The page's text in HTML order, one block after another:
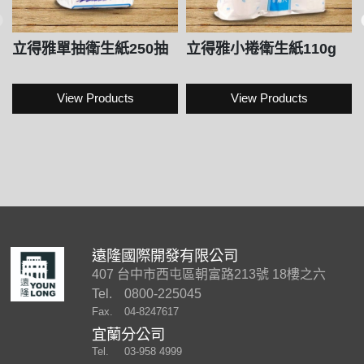
立得雅單抽衛生紙250抽
View Products
立得雅小捲衛生紙110g
View Products
遠隆國際開發有限公司
407 台中市西屯區朝富路213號 18樓之六
Tel.
0800-225045
Fax. 04-8247617
宜蘭分公司
Tel. 03-958 4999